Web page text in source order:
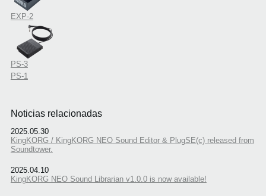
EXP-2
PS-3
PS-1
Noticias relacionadas
2025.05.30
KingKORG / KingKORG NEO Sound Editor & PlugSE(c) released from
Soundtower.
2025.04.10
KingKORG NEO Sound Librarian v1.0.0 is now available!